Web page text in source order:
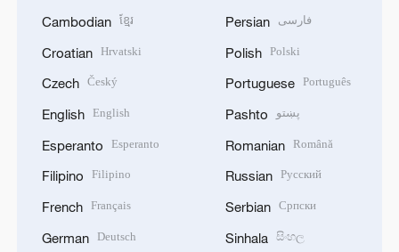
Cambodian ខ្មែរ
Croatian Hrvatski
Czech Český
English English
Esperanto Esperanto
Filipino Filipino
French Français
German Deutsch
Persian فارسی
Polish Polski
Portuguese Português
Pashto پښتو
Romanian Română
Russian Русский
Serbian Српски
Sinhala සිංහල